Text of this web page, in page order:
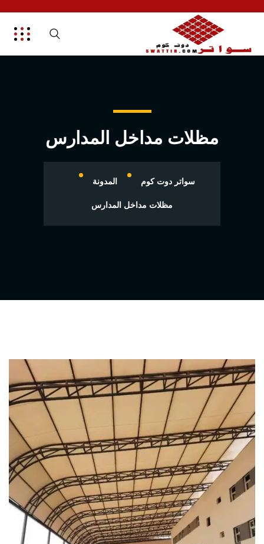
مظلات مداخل المدارس
سواتر دوت كوم المدونة
مظلات مداخل المدارس